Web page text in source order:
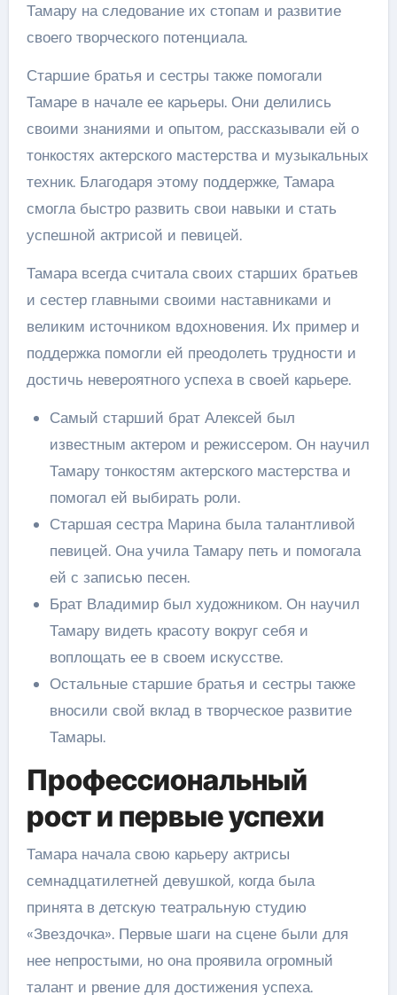
Тамару на следование их стопам и развитие
своего творческого потенциала.
Старшие братья и сестры также помогали
Тамаре в начале ее карьеры. Они делились
своими знаниями и опытом, рассказывали ей о
тонкостях актерского мастерства и музыкальных
техник. Благодаря этому поддержке, Тамара
смогла быстро развить свои навыки и стать
успешной актрисой и певицей.
Тамара всегда считала своих старших братьев
и сестер главными своими наставниками и
великим источником вдохновения. Их пример и
поддержка помогли ей преодолеть трудности и
достичь невероятного успеха в своей карьере.
Самый старший брат Алексей был
известным актером и режиссером. Он научил
Тамару тонкостям актерского мастерства и
помогал ей выбирать роли.
Старшая сестра Марина была талантливой
певицей. Она учила Тамару петь и помогала
ей с записью песен.
Брат Владимир был художником. Он научил
Тамару видеть красоту вокруг себя и
воплощать ее в своем искусстве.
Остальные старшие братья и сестры также
вносили свой вклад в творческое развитие
Тамары.
Профессиональный
рост и первые успехи
Тамара начала свою карьеру актрисы
семнадцатилетней девушкой, когда была
принята в детскую театральную студию
«Звездочка». Первые шаги на сцене были для
нее непростыми, но она проявила огромный
талант и рвение для достижения успеха.